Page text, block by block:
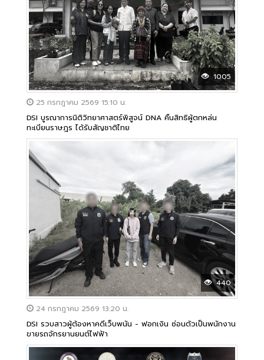
1005
25 กรกฎาคม 2569 15:10 น.
DSI บูรณาการนิติวิทยาศาสตร์พิสูจน์ DNA คืนสิทธิผู้ตกหล่น
ทะเบียนราษฎร ได้รับสัญชาติไทย
440
24 กรกฎาคม 2569 13:20 น.
DSI รวบสาวผู้ต้องหาคดีเว็บพนัน - ฟอกเงิน ซ่อนตัวเป็นพนักงาน
ขายรถจักรยานยนต์ไฟฟ้า